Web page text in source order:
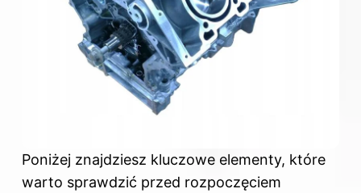
Poniżej znajdziesz kluczowe elementy, które
warto sprawdzić przed rozpoczęciem